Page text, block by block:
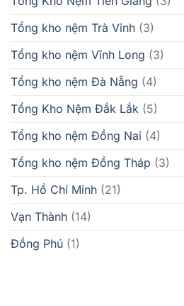
Tổng kho nệm Trà Vinh (3)
Tổng kho nệm Vĩnh Long (3)
Tổng kho nệm Đà Nẵng (4)
Tổng Kho Nệm Đắk Lắk (5)
Tổng kho nệm Đồng Nai (4)
Tổng kho nệm Đồng Tháp (3)
Tp. Hồ Chí Minh (21)
Vạn Thành (14)
Đồng Phú (1)